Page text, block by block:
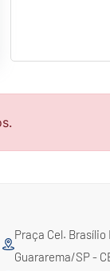
Praça Cel.
Guararema/SP -